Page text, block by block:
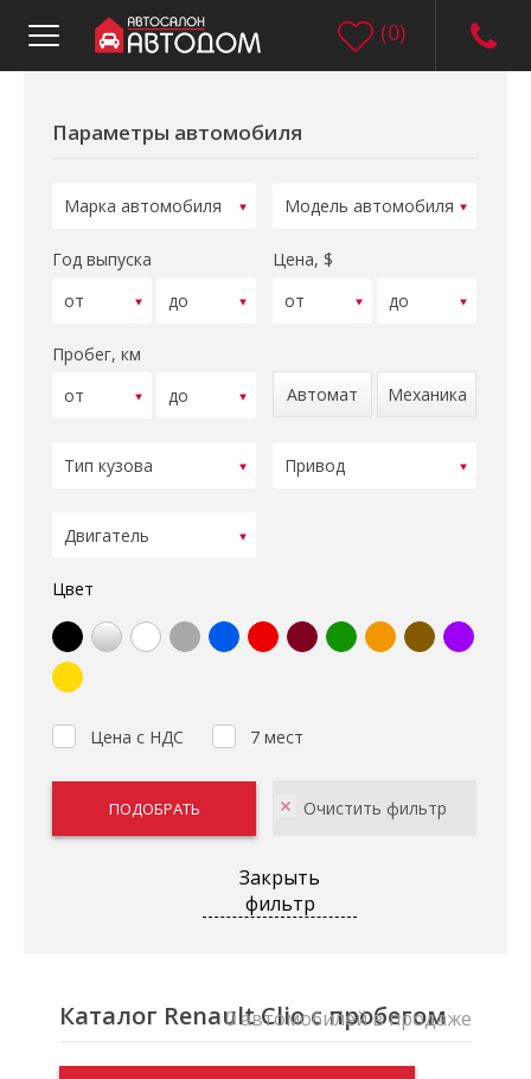
(0)
Параметры автомобиля
Год выпуска Цена, $
Пробег, км
Автомат
Механика
Цвет
Цена с НДС 7 мест
Закрыть
фильтр
Каталог Renault Clio с пробегом
0 автомобилей в продаже